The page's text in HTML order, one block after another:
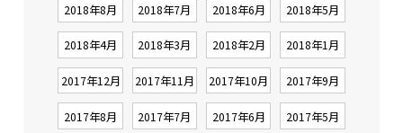
2018年8月 2018年7月 2018年6月 2018年5月
2018年4月 2018年3月 2018年2月 2018年1月
2017年12月 2017年11月 2017年10月 2017年9月
2017年8月 2017年7月 2017年6月 2017年5月